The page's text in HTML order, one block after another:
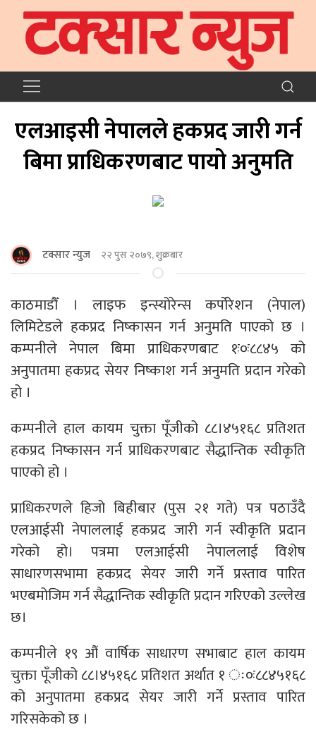
एलआइसी नेपालले हकप्रद जारी गर्न
बिमा प्राधिकरणबाट पायो अनुमति
टक्सार न्युज २२ पुस २०७९, शुक्रबार
काठमाडौँ । लाइफ इन्स्योरेन्स कर्पोरेशन (नेपाल)
लिमिटेडले हकप्रद निष्कासन गर्न अनुमति पाएको छ ।
कम्पनीले नेपाल बिमा प्राधिकरणबाट १ः०ः८८४५ को
अनुपातमा हकप्रद सेयर निष्काश गर्न अनुमति प्रदान गरेको
हो ।
कम्पनीले हाल कायम चुक्ता पूँजीको ८८।४५१६८ प्रतिशत
हकप्रद निष्कासन गर्न प्राधिकरणबाट सैद्धान्तिक स्वीकृति
पाएको हो ।
प्राधिकरणले हिजो बिहीबार (पुस २१ गते) पत्र पठाउँदै
एलआईसी नेपाललाई हकप्रद जारी गर्न स्वीकृति प्रदान
गरेको हो। पत्रमा एलआईसी नेपाललाई विशेष
साधारणसभामा हकप्रद सेयर जारी गर्ने प्रस्ताव पारित
भएबमोजिम गर्न सैद्धान्तिक स्वीकृति प्रदान गरिएको उल्लेख
छ।
कम्पनीले १९ औं वार्षिक साधारण सभाबाट हाल कायम
चुक्ता पूँजीको ८८।४५१६८ प्रतिशत अर्थात १ ः०ः८८४५१६८
को अनुपातमा हकप्रद सेयर जारी गर्ने प्रस्ताव पारित
गरिसकेको छ ।